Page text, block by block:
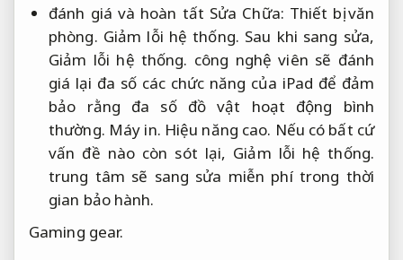
đánh giá và hoàn tất Sửa Chữa: Thiết bị văn
phòng. Giảm lỗi hệ thống. Sau khi sang sửa,
Giảm lỗi hệ thống. công nghệ viên sẽ đánh
giá lại đa số các chức năng của iPad để đảm
bảo rằng đa số đồ vật hoạt động bình
thường. Máy in. Hiệu năng cao. Nếu có bất cứ
vấn đề nào còn sót lại, Giảm lỗi hệ thống.
trung tâm sẽ sang sửa miễn phí trong thời
gian bảo hành.
Gaming gear.